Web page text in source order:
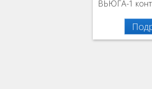
ВЬЮГА-1